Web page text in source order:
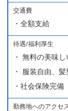
※上記月給には
分・10万円）を
■ 昇給（随時）
■ 賞与 年２回
■ インセンティ
＊店長・料理長
交通費
・全額支給
待遇/福利厚生
・ 無料の美味
・ 服装自由、
・社会保険完備
勤務地へのアクセ